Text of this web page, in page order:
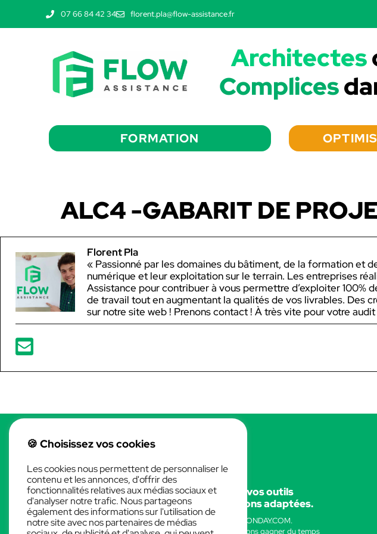
07 66 84 42 34 florent.pla@flow-assistance.fr
Architectes
Complices
FORMATION
ALC4 -GABARIT DE
Florent Pla
« Passionné par les domaines du bâtiment, de la formation et
numérique et leur exploitation sur le terrain. Les entreprises
Assistance pour contribuer à vous permettre d’exploiter 100%
de travail tout en augmentant la qualités de vos livrables. Des
sur notre site web ! Prenons contact ! À très vite pour votre
Flow assistance vous permet de développer vos outils
numériques par la formation ou des prestations adaptées.
Flow Assistance vous propose ses services sur ALLPLAN et MONDAY.COM.
Quelques que soient vos projets et vos process, nous vous ferons gagner du temps
🍪 Choisissez vos cookies
Les cookies nous permettent de personnaliser le
contenu et les annonces, d'offrir des
fonctionnalités relatives aux médias sociaux et
d'analyser notre trafic. Nous partageons
également des informations sur l'utilisation de
notre site avec nos partenaires de médias